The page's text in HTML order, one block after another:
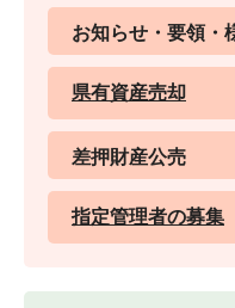
お知らせ・要領・
県有資産売却
差押財産公売
指定管理者の募集